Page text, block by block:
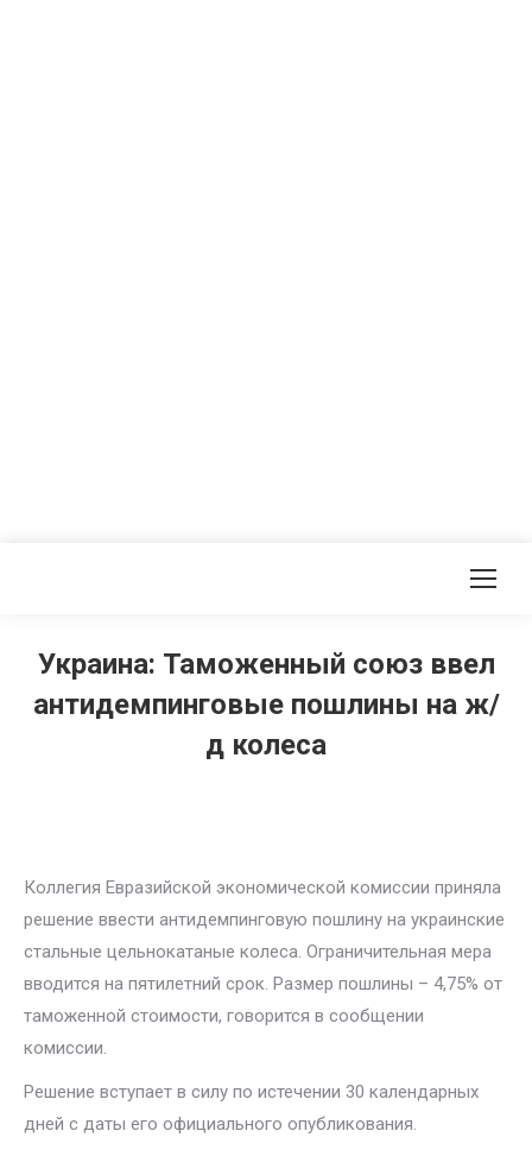
Украина: Таможенный союз ввел
антидемпинговые пошлины на ж/
д колеса
Коллегия Евразийской экономической комиссии приняла
решение ввести антидемпинговую пошлину на украинские
стальные цельнокатаные колеса. Ограничительная мера
вводится на пятилетний срок. Размер пошлины – 4,75% от
таможенной стоимости, говорится в сообщении
комиссии.
Решение вступает в силу по истечении 30 календарных
дней с даты его официального опубликования.